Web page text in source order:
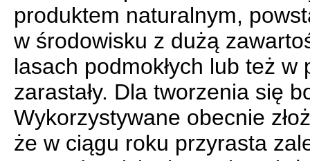
produktem naturalnym,
w środowisku z dużą
lasach podmokłych lub też
zarastały. Dla tworzenia się
Wykorzystywane obecnie
że w ciągu roku przyrasta